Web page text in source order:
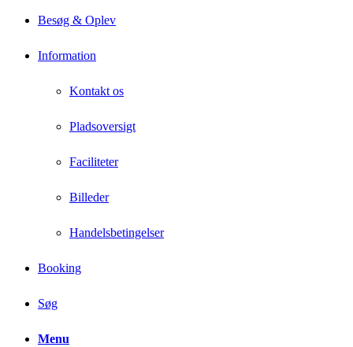
Besøg & Oplev
Information
Kontakt os
Pladsoversigt
Faciliteter
Billeder
Handelsbetingelser
Booking
Søg
Menu